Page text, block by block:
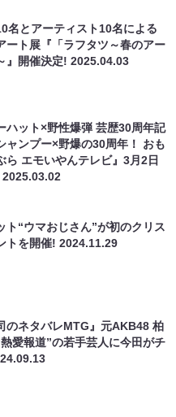
名とアーティスト10名による
ート展『「ラフタツ～春のアー
』開催決定!2025.04.03
ハット×野性爆弾 芸歴30周年記
ャンプー×野爆の30周年！ おも
ら エモいやんテレビ』3月2日
2025.03.02
ト“ウマおじさん”が初のクリス
トを開催!2024.11.29
のネタバレMTG』元AKB48 柏
愛報道”の若手芸人に今田がチ